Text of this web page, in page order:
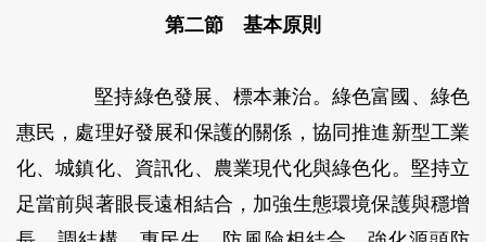
第二節 基本原則
堅持綠色發展、標本兼治。 綠色富國、綠色
惠民，處理好發展和保護的關係，協同推進新型工業
化、城鎮化、資訊化、農業現代化與綠色化。堅持立
足當前與著眼長遠相結合，加強生態環境保護與穩增